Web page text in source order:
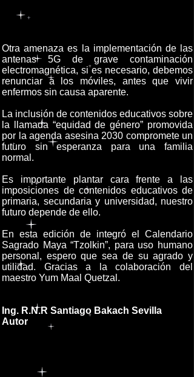
Otra amenaza es la implementación de las
antenas 5G de grave contaminación
electromagnética, si es necesario, debemos
renunciar a los móviles, antes que vivir
enfermos sin causa aparente.
La inclusión de contenidos educativos sobre
la llamada “equidad de género” promovida
por la agenda asesina 2030 compromete un
futuro sin esperanza para una familia
normal.
Es importante plantar cara frente a las
imposiciones de contenidos educativos de
primaria, secundaria y universidad, nuestro
futuro depende de ello.
En esta edición de integró el Calendario
Sagrado Maya “Tzolkin”, para uso humano
personal, espero que sea de su agrado y
utilidad. Gracias a la colaboración del
maestro Yum Maal Quetzal.
Ing. R.N.R Santiago Bakach Sevilla
Autor